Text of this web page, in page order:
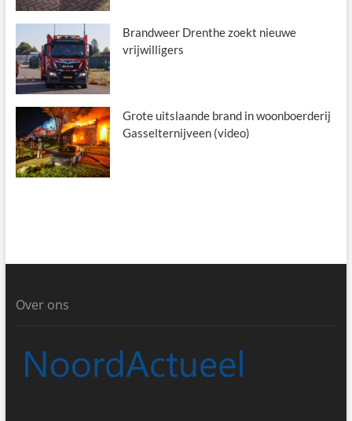
Brandweer Drenthe zoekt nieuwe
vrijwilligers
Grote uitslaande brand in woonboerderij
Gasselternijveen (video)
Over ons